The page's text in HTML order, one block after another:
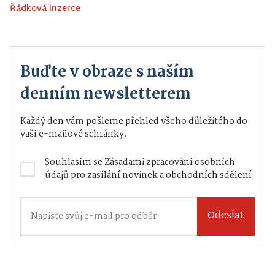
Řádková inzerce
Buďte v obraze s naším
denním newsletterem
Každý den vám pošleme přehled všeho důležitého do
vaší e-mailové schránky.
Souhlasím seZásadami zpracování osobních
údajůpro zasílání novinek a obchodních sdělení
Odeslat